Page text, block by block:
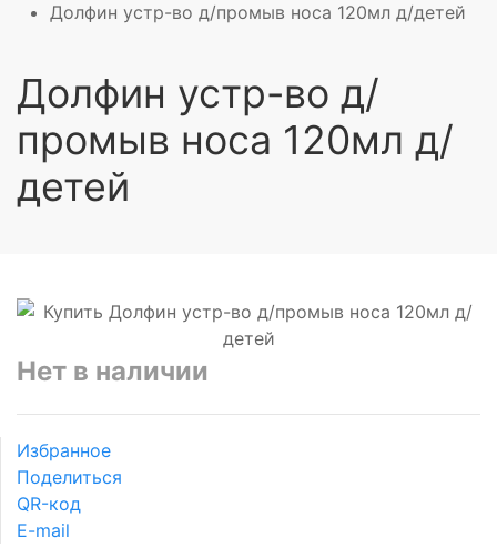
Долфин устр-во д/промыв носа 120мл д/детей
Долфин устр-во д/
промыв носа 120мл д/
детей
Нет в наличии
Избранное
Поделиться
QR-код
E-mail